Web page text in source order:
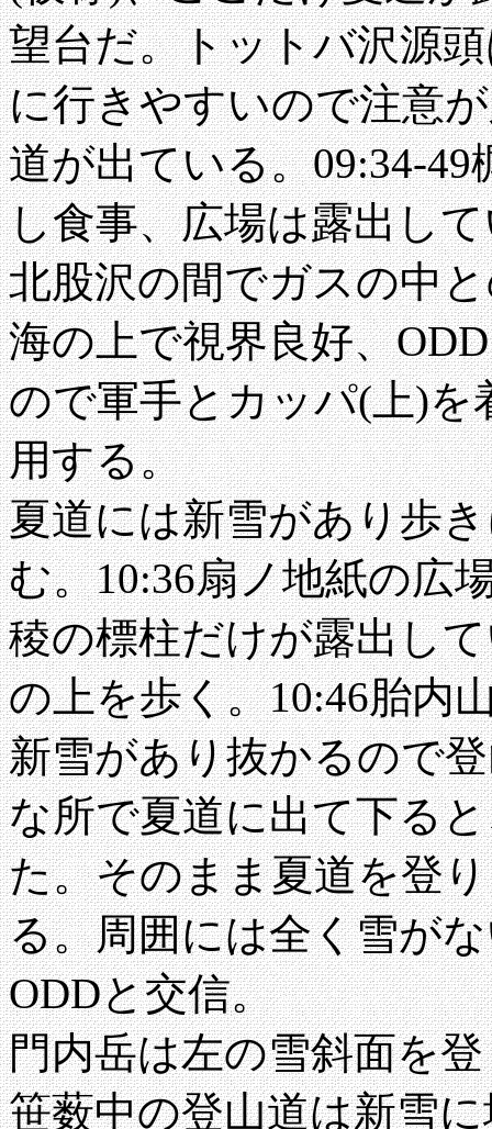
望台だ。トットバ沢源
に行きやすいので注意
道が出ている。09:34-
し食事、広場は露出し
北股沢の間でガスの中
海の上で視界良好、
ので軍手とカッパ(上)
用する。
夏道には新雪があり歩
む。10:36扇ノ地紙の広
稜の標柱だけが露出し
の上を歩く。10:46胎内
新雪があり抜かるので
な所で夏道に出て下る
た。そのまま夏道を登
る。周囲には全く雪が
ODDと交信。
門内岳は左の雪斜面を
笹薮中の登山道は新雪